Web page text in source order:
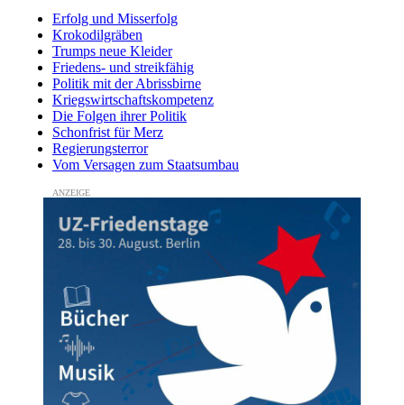
Erfolg und Misserfolg
Krokodilgräben
Trumps neue Kleider
Friedens- und streikfähig
Politik mit der Abrissbirne
Kriegswirtschaftskompetenz
Die Folgen ihrer Politik
Schonfrist für Merz
Regierungsterror
Vom Versagen zum Staatsumbau